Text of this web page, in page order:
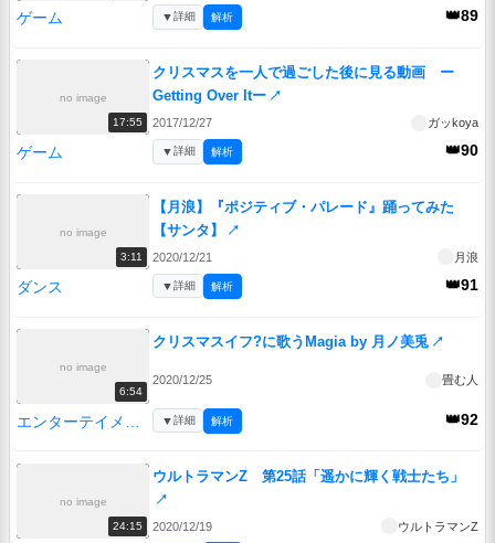
ゲーム 👑89
▼詳細 解析
no image
17:55
クリスマスを一人で過ごした後に見る動画 ー
Getting Over Itー ↗
2017/12/27 ガッkoya
ゲーム 👑90
▼詳細 解析
no image
3:11
【月浪】『ポジティブ・パレード』踊ってみた
【サンタ】
↗
2020/12/21 月浪
ダンス 👑91
▼詳細 解析
no image
6:54
クリスマスイフ?に歌うMagia by 月ノ美兎 ↗
2020/12/25 畳む人
👑92
▼詳細 解析
no image
24:15
ウルトラマンZ 第25話「遥かに輝く戦士たち」
↗
2020/12/19 ウルトラマンZ